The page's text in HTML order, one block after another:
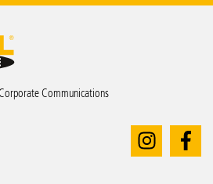
Communications